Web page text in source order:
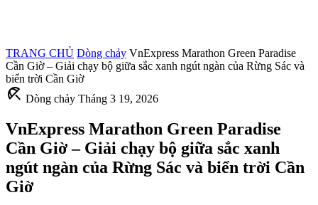
TRANG CHỦ Dòng chảy VnExpress Marathon Green Paradise
Cần Giờ – Giải chạy bộ giữa sắc xanh ngút ngàn của Rừng Sác và
biển trời Cần Giờ
beach_access Dòng chảy Tháng 3 19, 2026
VnExpress Marathon Green Paradise
Cần Giờ – Giải chạy bộ giữa sắc xanh
ngút ngàn của Rừng Sác và biển trời Cần
Giờ